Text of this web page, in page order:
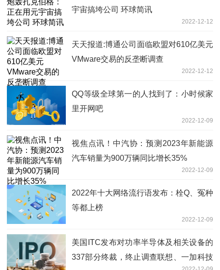
宇宙搞垮公司 环球简讯
2022-12-12
天天报道:博通公司面临欧盟对610亿美元
VMware交易的反垄断调查
2022-12-12
QQ等级全球第一的人找到了：小时候家
里开网吧
2022-12-09
视焦点讯！中汽协：预测2023年新能源
汽车销量为900万辆同比增长35%
2022-12-09
2022年十大网络流行语发布：栓Q、冤种
等都上榜
2022-12-09
美国ITC发布对功率半导体及相关设备的
337部分终裁，终止调查联想、一加科技